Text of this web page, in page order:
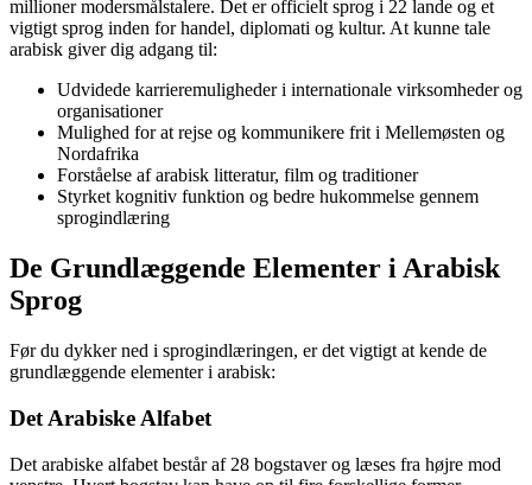
millioner modersmålstalere. Det er officielt sprog i 22 lande og et
vigtigt sprog inden for handel, diplomati og kultur. At kunne tale
arabisk giver dig adgang til:
Udvidede karrieremuligheder i internationale virksomheder og
organisationer
Mulighed for at rejse og kommunikere frit i Mellemøsten og
Nordafrika
Forståelse af arabisk litteratur, film og traditioner
Styrket kognitiv funktion og bedre hukommelse gennem
sprogindlæring
De Grundlæggende Elementer i Arabisk
Sprog
Før du dykker ned i sprogindlæringen, er det vigtigt at kende de
grundlæggende elementer i arabisk:
Det Arabiske Alfabet
Det arabiske alfabet består af 28 bogstaver og læses fra højre mod